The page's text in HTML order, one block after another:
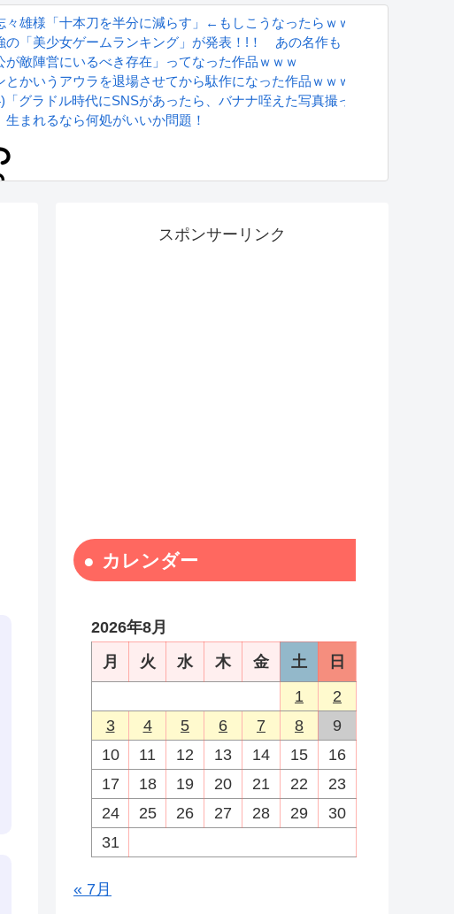
・・
登場
々雄様「十本刀を半分に減らす」←もしこうなったらｗｗｗ
の「美少女ゲームランキング」が発表！!！ あの名作も
が敵陣営にいるべき存在」ってなった作品ｗｗｗ
とかいうアウラを退場させてから駄作になった作品ｗｗｗｗｗ
「グラドル時代にSNSがあったら、バナナ咥えた写真撮ってたと思う」
まれるなら何処がいいか問題！
スポンサーリンク
カレンダー
2026年8月
月
火 水 木 金 土
日
1
2
3
4 5 6 7 8
9
10
11 12 13 14 15
16
17
18 19 20 21 22
23
24
25 26 27 28 29
30
31
« 7月